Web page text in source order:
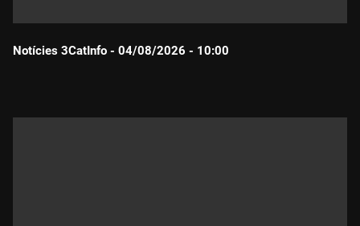
Notícies 3CatInfo - 04/08/2026 - 10:00